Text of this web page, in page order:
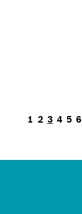
1 2 3 4 5 6